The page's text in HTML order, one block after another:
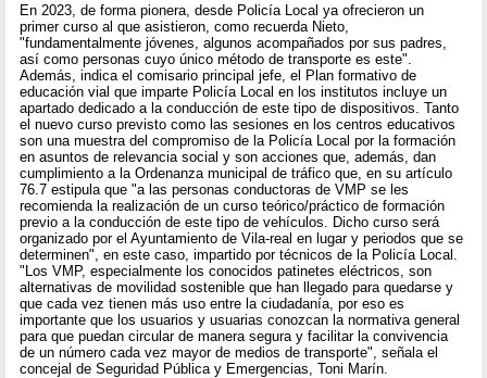
En 2023, de forma pionera, desde Policía Local ya ofrecieron un
primer curso al que asistieron, como recuerda Nieto,
"fundamentalmente jóvenes, algunos acompañados por sus padres,
así como personas cuyo único método de transporte es este".
Además, indica el comisario principal jefe, el Plan formativo de
educación vial que imparte Policía Local en los institutos incluye un
apartado dedicado a la conducción de este tipo de dispositivos. Tanto
el nuevo curso previsto como las sesiones en los centros educativos
son una muestra del compromiso de la Policía Local por la formación
en asuntos de relevancia social y son acciones que, además, dan
cumplimiento a la Ordenanza municipal de tráfico que, en su artículo
76.7 estipula que "a las personas conductoras de VMP se les
recomienda la realización de un curso teórico/práctico de formación
previo a la conducción de este tipo de vehículos. Dicho curso será
organizado por el Ayuntamiento de Vila-real en lugar y periodos que se
determinen", en este caso, impartido por técnicos de la Policía Local.
"Los VMP, especialmente los conocidos patinetes eléctricos, son
alternativas de movilidad sostenible que han llegado para quedarse y
que cada vez tienen más uso entre la ciudadanía, por eso es
importante que los usuarios y usuarias conozcan la normativa general
para que puedan circular de manera segura y facilitar la convivencia
de un número cada vez mayor de medios de transporte", señala el
concejal de Seguridad Pública y Emergencias, Toni Marín.